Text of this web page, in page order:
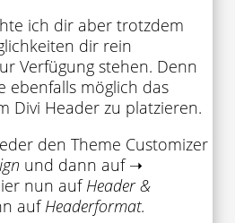
ich dir aber trotzdem
dir rein
Verfügung stehen. Denn
ebenfalls möglich das
Divi Header zu platzieren.
den Theme Customizer
und dann auf ➝
nun aufHeader &
aufHeaderformat.